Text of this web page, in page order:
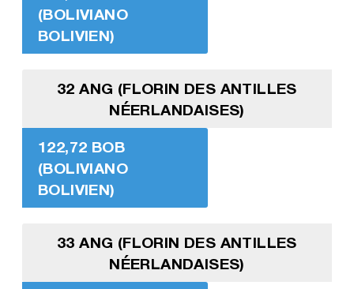
(BOLIVIANO
BOLIVIEN)
32 ANG (FLORIN DES ANTILLES
NÉERLANDAISES)
122,72 BOB
(BOLIVIANO
BOLIVIEN)
33 ANG (FLORIN DES ANTILLES
NÉERLANDAISES)